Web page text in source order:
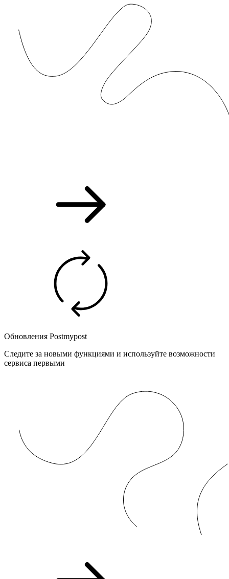
Обновления Postmypost
Следите за новыми функциями и используйте возможности
сервиса первыми